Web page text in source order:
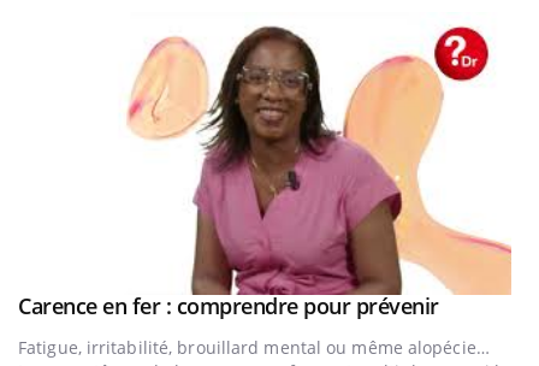
Youtube
Carence en fer : comprendre pour prévenirYoutube
Fatigue, irritabilité, brouillard mental ou même alopécie…